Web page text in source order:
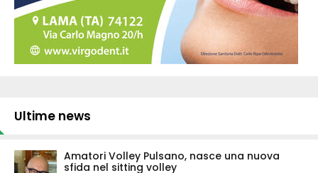
Ultime news
Amatori Volley Pulsano, nasce una nuova
sfida nel sitting volley